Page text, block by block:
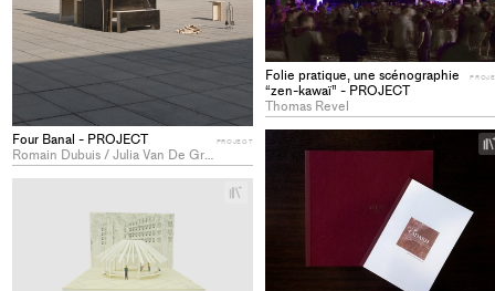
Four Banal - PROJECT
Romain Dubuis / Julia Van De Graaf
PROJECT
Folie pratique, une scénographie
“zen-kawaï” - PROJECT
Thomas Revel
+
+